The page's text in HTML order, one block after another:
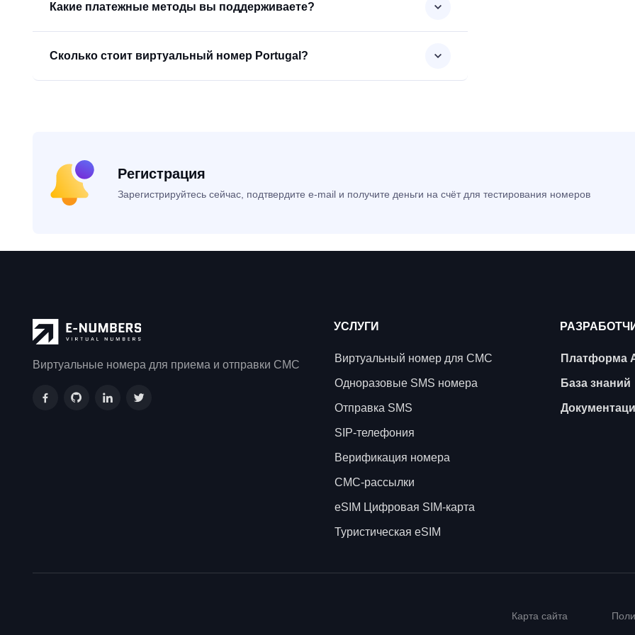
Какие платежные методы вы поддерживаете?
Сколько стоит виртуальный номер Portugal?
Регистрация
Зарегистрируйтесь сейчас, подтвердите e-mail и получите деньги на счёт для тестирования номеров
Виртуальные номера для приема и отправки СМС
УСЛУГИ
Виртуальный номер для СМС
Одноразовые SMS номера
Отправка SMS
SIP-телефония
Верификация номера
СМС-рассылки
eSIM Цифровая SIM-карта
Туристическая eSIM
Платформа
База знаний
Карта сайта